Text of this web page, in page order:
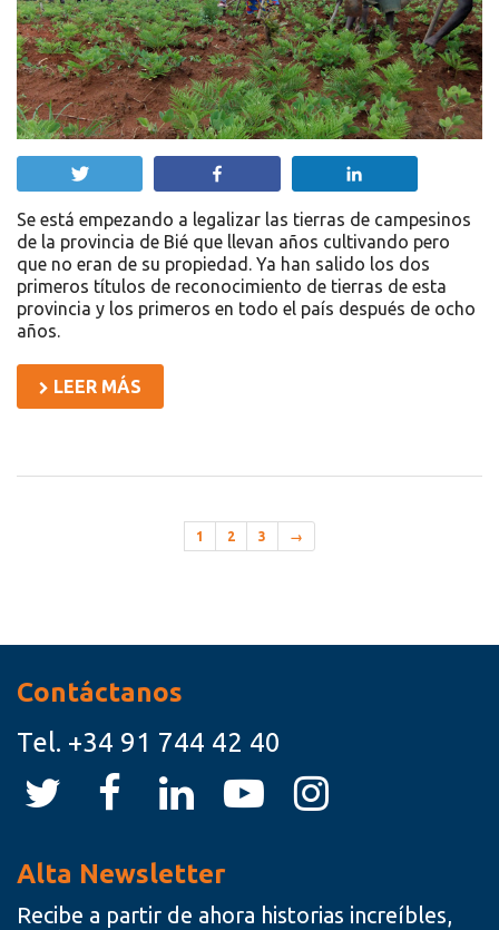
Se está empezando a legalizar las tierras de campesinos
de la provincia de Bié que llevan años cultivando pero
que no eran de su propiedad. Ya han salido los dos
primeros títulos de reconocimiento de tierras de esta
provincia y los primeros en todo el país después de ocho
años.
LEER MÁS
1 2 3 →
Contáctanos
Tel. +34 91 744 42 40
Alta Newsletter
Recibe a partir de ahora historias increíbles,